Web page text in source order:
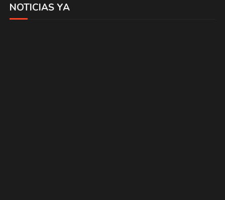
NOTICIAS YA